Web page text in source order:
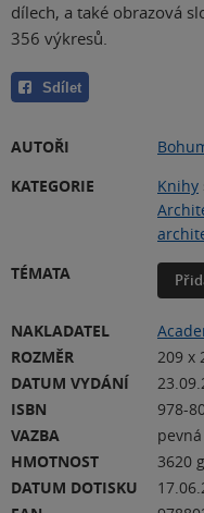
dílech, a také obrazová
356 výkresů.
Sdílet
AUTOŘI
KATEGORIE
Knihy
TÉMATA
NAKLADATEL
ROZMĚR
209 x
DATUM VYDÁNÍ
ISBN
978-
VAZBA
HMOTNOST
3620 g
DATUM DOTISKU